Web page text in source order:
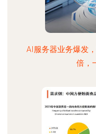
AI服务器业务爆发
倍，